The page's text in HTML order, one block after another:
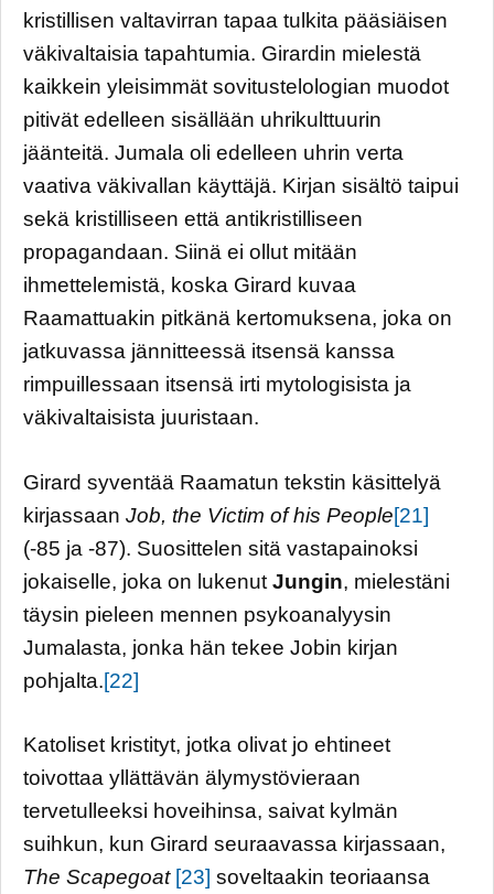
kristillisen valtavirran tapaa tulkita pääsiäisen
väkivaltaisia tapahtumia. Girardin mielestä
kaikkein yleisimmät sovitustelologian muodot
pitivät edelleen sisällään uhrikulttuurin
jäänteitä. Jumala oli edelleen uhrin verta
vaativa väkivallan käyttäjä. Kirjan sisältö taipui
sekä kristilliseen että antikristilliseen
propagandaan. Siinä ei ollut mitään
ihmettelemistä, koska Girard kuvaa
Raamattuakin pitkänä kertomuksena, joka on
jatkuvassa jännitteessä itsensä kanssa
rimpuillessaan itsensä irti mytologisista ja
väkivaltaisista juuristaan.
Girard syventää Raamatun tekstin käsittelyä
kirjassaan Job, the Victim of his People[21]
(-85 ja -87). Suosittelen sitä vastapainoksi
jokaiselle, joka on lukenut Jungin, mielestäni
täysin pieleen mennen psykoanalyysin
Jumalasta, jonka hän tekee Jobin kirjan
pohjalta.[22]
Katoliset kristityt, jotka olivat jo ehtineet
toivottaa yllättävän älymystövieraan
tervetulleeksi hoveihinsa, saivat kylmän
suihkun, kun Girard seuraavassa kirjassaan,
The Scapegoat [23] soveltaakin teoriaansa